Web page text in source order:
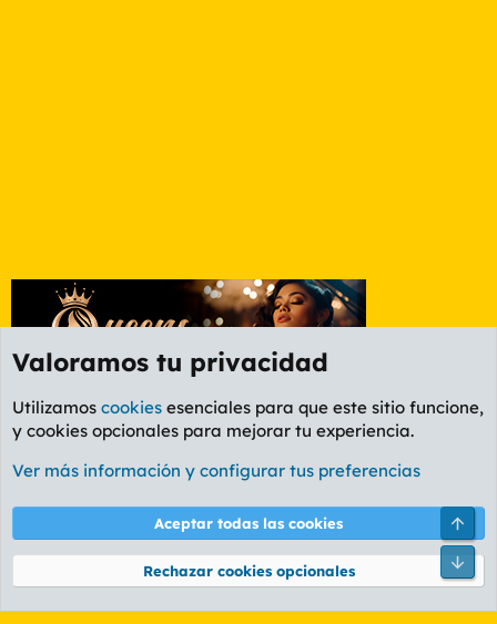
Foro General
Cookies
PL OLDSTYLE AMARILLO
Términos y reglas Política de privacidad Ayuda
Community platform by XenForo® © 2010-2026 XenForo Ltd.
Valoramos tu privacidad
Utilizamos cookies esenciales para que este sitio funcione,
y cookies opcionales para mejorar tu experiencia.
Ver más información y configurar tus preferencias
Aceptar todas las cookies
Rechazar cookies opcionales
Pie